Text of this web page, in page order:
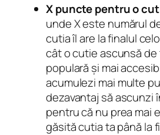
X puncte pentru o
unde X este numărul
cutia îl are la finalul
cât o cutie ascunsă
populară și mai
acumulezi mai multe
dezavantaj să ascunzi
pentru că nu prea mai
găsită cutia ta până la